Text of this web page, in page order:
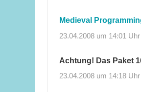
Medieval
23.04.2008 um 14:01 Uhr
Achtung! Das Paket
23.04.2008 um 14:18 Uhr